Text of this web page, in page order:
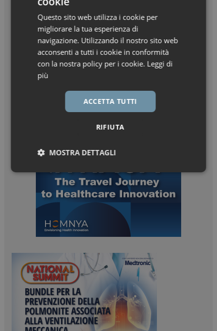
Questo sito web utilizza i cookie per
migliorare la tua esperienza di
navigazione. Utilizzando il nostro sito web
acconsenti a tutti i cookie in conformità
con la nostra policy per i cookie. Leggi di
più
ACCETTA TUTTI
RIFIUTA
MOSTRA DETTAGLI
Necessari Marketing
I cookie necessari contribuiscono a rendere fruibile il
sito web abilitandone funzionalità di base quali la
navigazione sulle pagine e l'accesso alle aree
protette del sito. Il sito web non è in grado di
funzionare correttamente senza questi cookie.
NOME
FORNITORE / DOMINIO
_ga
Google LLC
.dailyhealthindustry.it